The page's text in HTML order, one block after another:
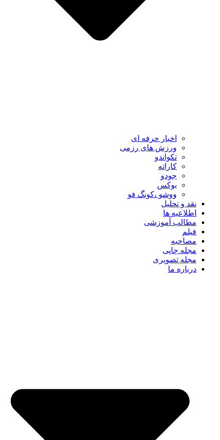
اخبار حرفه ای
ورزش های رزمی
تکواندو
کاراته
جودو
بوکس
ووشو ،کونگ فو
نقد و تحلیل
اطلاعیه ها
مطالب آموزشی
فیلم
مصاحبه
مجله چاپی
مجله تصویری
درباره ما